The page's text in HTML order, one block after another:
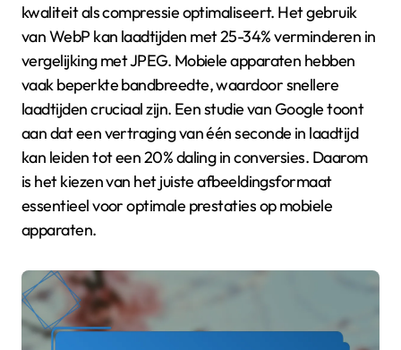
kwaliteit als compressie optimaliseert. Het gebruik
van WebP kan laadtijden met 25-34% verminderen in
vergelijking met JPEG. Mobiele apparaten hebben
vaak beperkte bandbreedte, waardoor snellere
laadtijden cruciaal zijn. Een studie van Google toont
aan dat een vertraging van één seconde in laadtijd
kan leiden tot een 20% daling in conversies. Daarom
is het kiezen van het juiste afbeeldingsformaat
essentieel voor optimale prestaties op mobiele
apparaten.